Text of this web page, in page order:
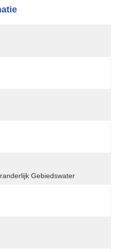
Gebiedswater